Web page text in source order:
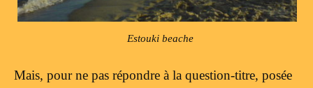
Estouki beache
Mais, pour ne pas répondre à la question-titre, posée